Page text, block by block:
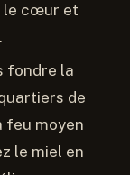
le cœur et
fondre la
de
feu moyen
le miel en